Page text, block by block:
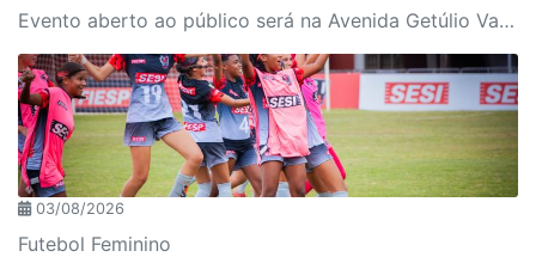
Evento aberto ao público será na Avenida Getúlio Vargas, no domingo, 16, às 9h, com revelação do novo uniforme da equipe
03/08/2026
Futebol Feminino